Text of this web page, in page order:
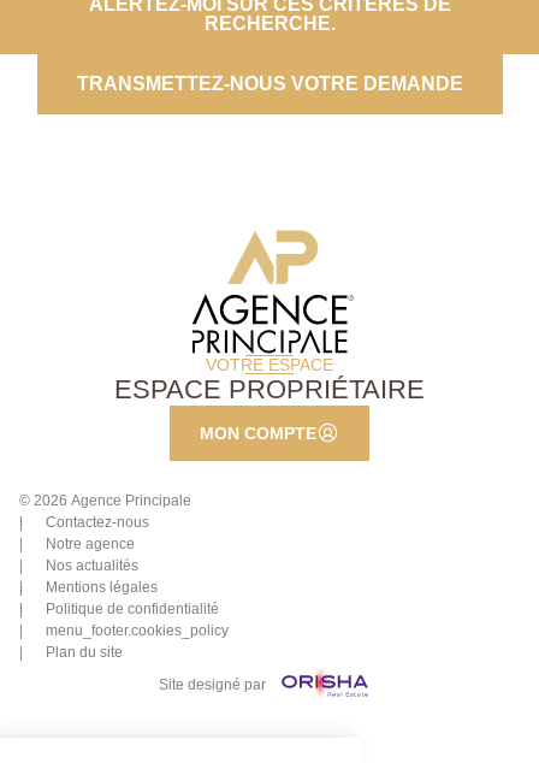
ALERTEZ-MOI SUR CES CRITÈRES DE
RECHERCHE.
TRANSMETTEZ-NOUS VOTRE DEMANDE
VOTRE ESPACE
ESPACE PROPRIÉTAIRE
MON COMPTE
© 2026 Agence Principale
Contactez-nous
Notre agence
Nos actualités
Mentions légales
Politique de confidentialité
menu_footer.cookies_policy
Plan du site
Site designé par